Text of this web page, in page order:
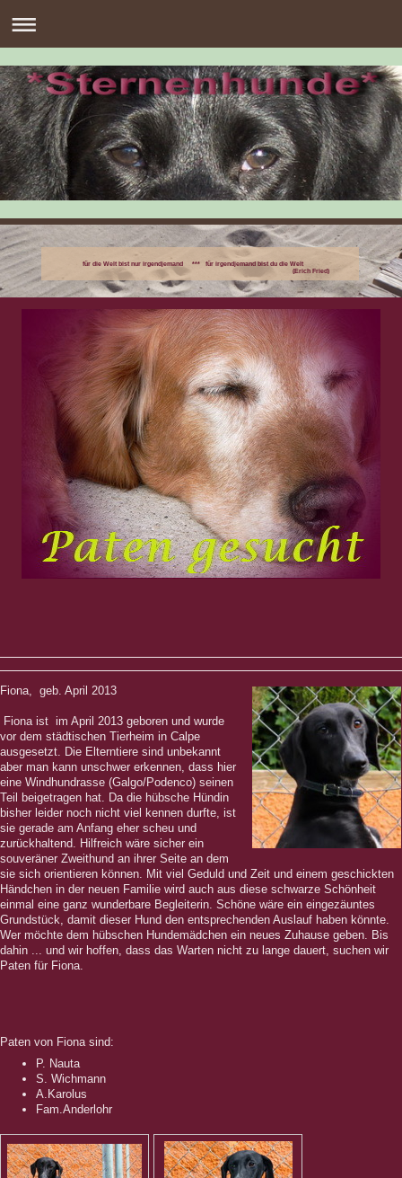
für die Welt bist nur irgendjemand *** für irgendjemand bist du die Welt
(Erich Fried)
Fiona, geb. April 2013
Fiona ist im April 2013 geboren und wurde
vor dem städtischen Tierheim in Calpe
ausgesetzt. Die Elterntiere sind unbekannt
aber man kann unschwer erkennen, dass hier
eine Windhundrasse (Galgo/Podenco) seinen
Teil beigetragen hat. Da die hübsche Hündin
bisher leider noch nicht viel kennen durfte, ist
sie gerade am Anfang eher scheu und
zurückhaltend. Hilfreich wäre sicher ein
souveräner Zweithund an ihrer Seite an dem
sie sich orientieren können. Mit viel Geduld und Zeit und einem geschickten
Händchen in der neuen Familie wird auch aus diese schwarze Schönheit
einmal eine ganz wunderbare Begleiterin. Schöne wäre ein eingezäuntes
Grundstück, damit dieser Hund den entsprechenden Auslauf haben könnte.
Wer möchte dem hübschen Hundemädchen ein neues Zuhause geben. Bis
dahin ... und wir hoffen, dass das Warten nicht zu lange dauert, suchen wir
Paten für Fiona.
Paten von Fiona sind:
P. Nauta
S. Wichmann
A.Karolus
Fam.Anderlohr